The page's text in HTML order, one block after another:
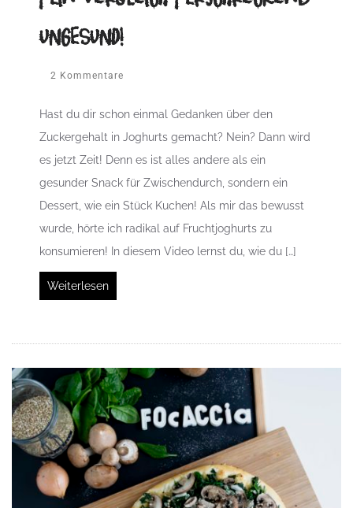
UNGESUND!
2 Kommentare
Hast du dir schon einmal Gedanken über den
Zuckergehalt in Joghurts gemacht? Nein? Dann wird
es jetzt Zeit! Denn es ist alles andere als ein
gesunder Snack für Zwischendurch, sondern ein
Dessert, wie ein Stück Kuchen! Als mir das bewusst
wurde, hörte ich radikal auf Fruchtjoghurts zu
konsumieren! In diesem Video lernst du, wie du […]
Weiterlesen